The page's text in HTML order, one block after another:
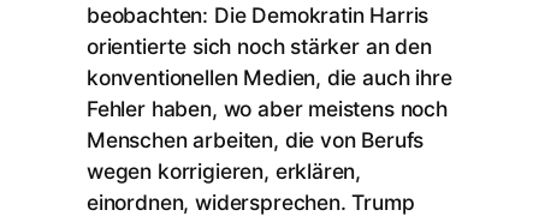
beobachten: Die Demokratin Harris
orientierte sich noch stärker an den
konventionellen Medien, die auch ihre
Fehler haben, wo aber meistens noch
Menschen arbeiten, die von Berufs
wegen korrigieren, erklären,
einordnen, widersprechen. Trump